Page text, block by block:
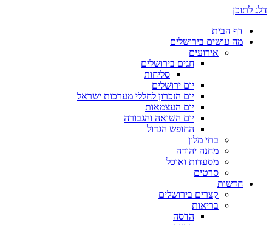
דלג לתוכן
דף הבית
מה עושים בירושלים
אירועים
חגים בירושלים
סליחות
יום ירושלים
יום הזכרון לחללי מערכות ישראל
יום העצמאות
יום השואה והגבורה
החופש הגדול
בתי מלון
מחנה יהודה
מסעדות ואוכל
סרטים
חדשות
קצרים בירושלים
בריאות
הדסה